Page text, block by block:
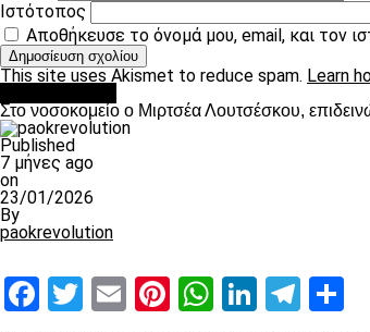
Ιστότοπος
Αποθήκευσε το όνομά μου, email, και τον
This site uses Akismet to reduce spam. Learn
Στο νοσοκομείο ο Μιρτσέα Λουτσέσκου,
Published
7 μήνες ago
on
23/01/2026
By
paokrevolution
Facebook
Twitter
EmailPinterest
WhatsApp
LinkedIn